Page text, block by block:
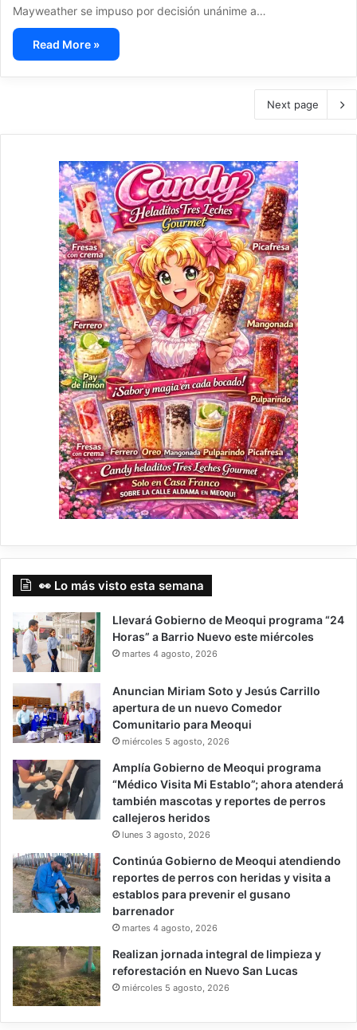
Mayweather se impuso por decisión unánime a…
Read More »
Next page
👀 Lo más visto esta semana
Llevará Gobierno de Meoqui programa “24
Horas” a Barrio Nuevo este miércoles
martes 4 agosto, 2026
Anuncian Miriam Soto y Jesús Carrillo
apertura de un nuevo Comedor
Comunitario para Meoqui
miércoles 5 agosto, 2026
Amplía Gobierno de Meoqui programa
“Médico Visita Mi Establo”; ahora atenderá
también mascotas y reportes de perros
callejeros heridos
lunes 3 agosto, 2026
Continúa Gobierno de Meoqui atendiendo
reportes de perros con heridas y visita a
establos para prevenir el gusano
barrenador
martes 4 agosto, 2026
Realizan jornada integral de limpieza y
reforestación en Nuevo San Lucas
miércoles 5 agosto, 2026